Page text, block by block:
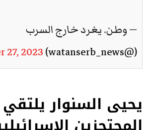
— وطن. يغرد خارج السرب
(@watanserb_news)
27, 2023
يحيى السنوار يلتقي